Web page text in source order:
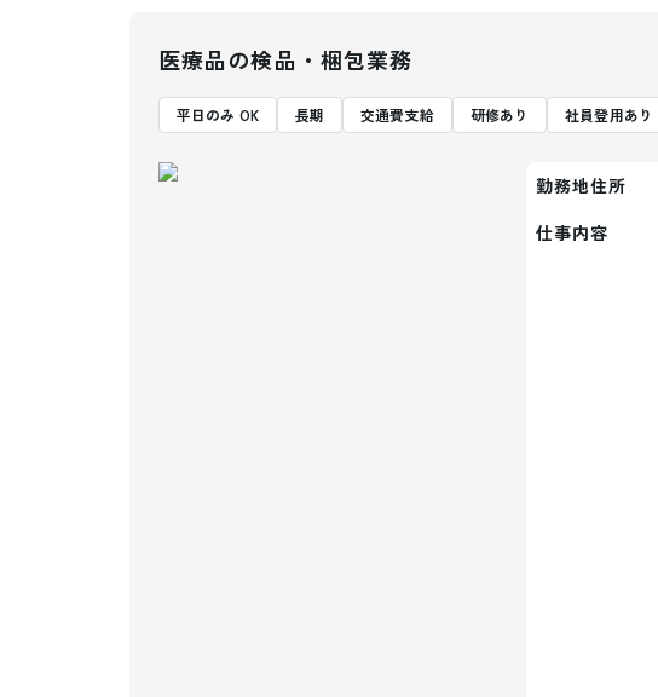
医療品の検品・梱包業務
平日のみ OK 長期 交通費支給 研修あり 社員登用あり
勤務地住所
仕事内容